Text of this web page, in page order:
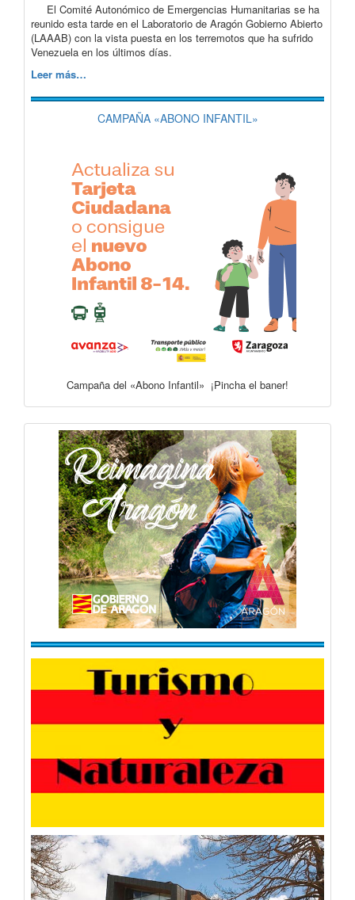
El Comité Autonómico de Emergencias Humanitarias se ha
reunido esta tarde en el Laboratorio de Aragón Gobierno Abierto
(LAAAB) con la vista puesta en los terremotos que ha sufrido
Venezuela en los últimos días.
Leer más…
CAMPAÑA «ABONO INFANTIL»
Campaña del «Abono Infantil» ¡Pincha el baner!